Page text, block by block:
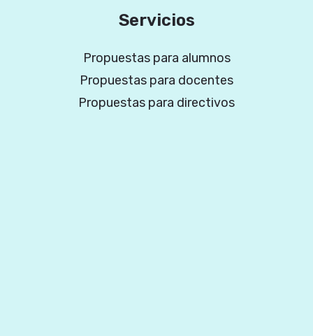
Servicios
Propuestas para alumnos
Propuestas para docentes
Propuestas para directivos